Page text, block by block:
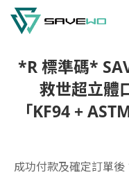
*R 標準碼*
救世超立體
「KF94 +
成功付款及確定訂單後